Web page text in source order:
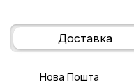
Доставка
Нова Пошта